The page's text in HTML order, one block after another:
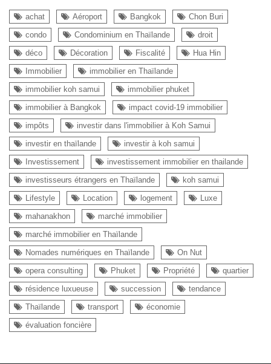
achat Aéroport Bangkok
Chon Buri
condo
Condominium en Thaïlande
droit
déco
Décoration Fiscalité
Hua Hin
Immobilier
immobilier en Thaïlande
immobilier koh samui
immobilier phuket
immobilier à Bangkok
impact covid-19 immobilier
impôts
investir dans l'immobilier à Koh Samui
investir en thaïlande
investir à koh samui
Investissement
investissement immobilier en thailande
investisseurs étrangers en Thaïlande
koh samui
Lifestyle
Location logement
Luxe
mahanakhon
marché immobilier
marché immobilier en Thaïlande
Nomades numériques en Thaïlande
On Nut
opera consulting
Phuket Propriété
quartier
résidence luxueuse
succession
tendance
Thaïlande
transport
économie
évaluation foncière